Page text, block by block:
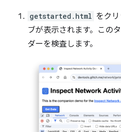
getstarted.html をク
ブが表示されます。この
ダーを検査します。